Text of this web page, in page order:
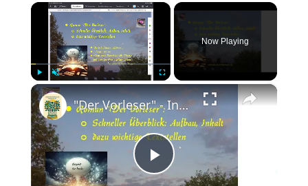
×
Play Unmute
Now Playing
×
Play
"Der Vorleser" - Inhalt, Aufbau, Zitate zum Roman; Interpretation wichtiger Stellen, z.B. "Liebe"